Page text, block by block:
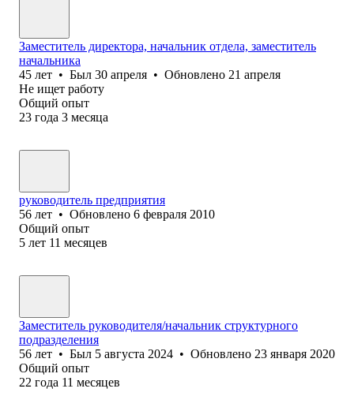
Заместитель директора, начальник отдела, заместитель
начальника
45 лет • Был 30 апреля • Обновлено 21 апреля
Не ищет работу
Общий опыт
23 года 3 месяца
руководитель предприятия
56 лет • Обновлено 6 февраля 2010
Общий опыт
5 лет 11 месяцев
Заместитель руководителя/начальник структурного
подразделения
56 лет • Был 5 августа 2024 • Обновлено 23 января 2020
Общий опыт
22 года 11 месяцев